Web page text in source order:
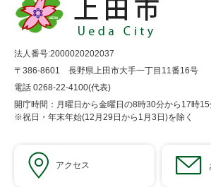
法人番号:2000020202037
〒386-8601 長野県上田市大手一丁目11番16号
電話 0268-22-4100(代表)
開庁時間：月曜日から金曜日の8時30分から17時
※祝日・年末年始(12月29日から1月3日)を除く
アクセス